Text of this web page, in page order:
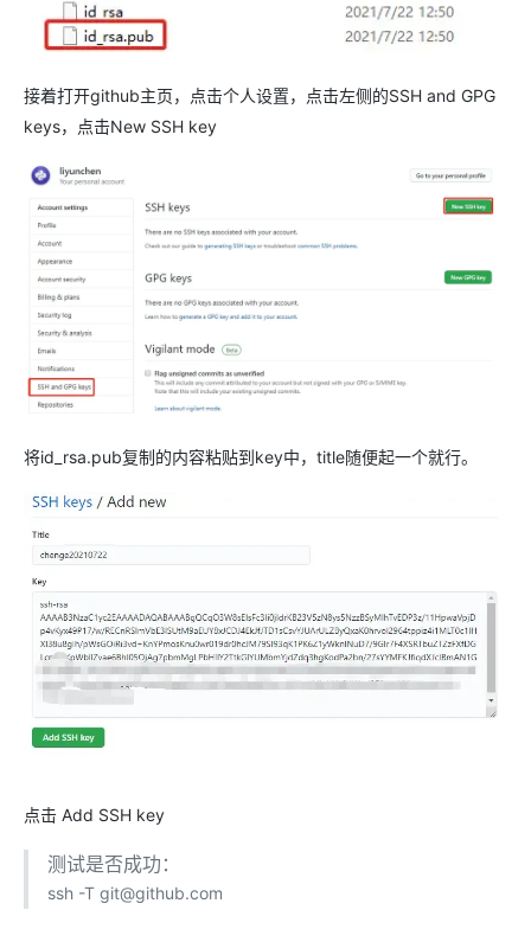
接着打开github主页，点击个人设置，点击左侧的SSH and GPG
keys，点击New SSH key
将id_rsa.pub复制的内容粘贴到key中，title随便起一个就行。
点击 Add SSH key
测试是否成功：
ssh -T git@github.com